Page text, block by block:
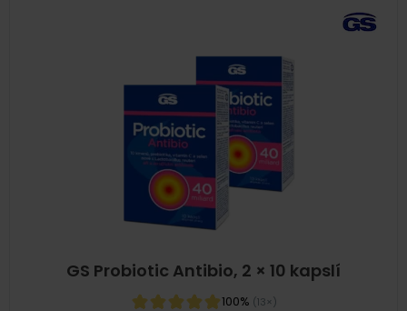
GS Probiotic Antibio, 2 × 10 kapslí
100% (13×)